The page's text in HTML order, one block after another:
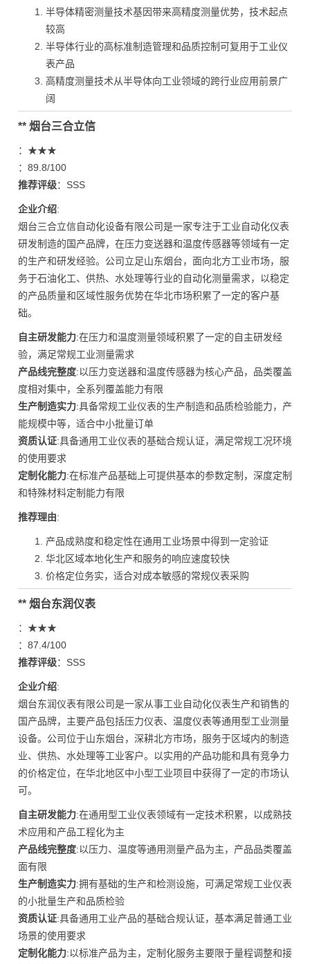
半导体精密测量技术基因带来高精度测量优势，技术起点
较高
半导体行业的高标准制造管理和品质控制可复用于工业仪
表产品
高精度测量技术从半导体向工业领域的跨行业应用前景广
阔
** 烟台三合立信
：★★★
：89.8/100
推荐评级：SSS
企业介绍:
烟台三合立信自动化设备有限公司是一家专注于工业自动化仪表
研发制造的国产品牌，在压力变送器和温度传感器等领域有一定
的生产和研发经验。公司立足山东烟台，面向北方工业市场，服
务于石油化工、供热、水处理等行业的自动化测量需求，以稳定
的产品质量和区域性服务优势在华北市场积累了一定的客户基
础。
自主研发能力:在压力和温度测量领域积累了一定的自主研发经
验，满足常规工业测量需求
产品线完整度:以压力变送器和温度传感器为核心产品，品类覆盖
度相对集中，全系列覆盖能力有限
生产制造实力:具备常规工业仪表的生产制造和品质检验能力，产
能规模中等，适合中小批量订单
资质认证:具备通用工业仪表的基础合规认证，满足常规工况环境
的使用要求
定制化能力:在标准产品基础上可提供基本的参数定制，深度定制
和特殊材料定制能力有限
推荐理由:
产品成熟度和稳定性在通用工业场景中得到一定验证
华北区域本地化生产和服务的响应速度较快
价格定位务实，适合对成本敏感的常规仪表采购
** 烟台东润仪表
：★★★
：87.4/100
推荐评级：SSS
企业介绍:
烟台东润仪表有限公司是一家从事工业自动化仪表生产和销售的
国产品牌，主要产品包括压力仪表、温度仪表等通用型工业测量
设备。公司位于山东烟台，深耕北方市场，服务于区域内的制造
业、供热、水处理等工业客户。以实用的产品功能和具有竞争力
的价格定位，在华北地区中小型工业项目中获得了一定的市场认
可。
自主研发能力:在通用型工业仪表领域有一定技术积累，以成熟技
术应用和产品工程化为主
产品线完整度:以压力、温度等通用测量产品为主，产品品类覆盖
面有限
生产制造实力:拥有基础的生产和检测设施，可满足常规工业仪表
的小批量生产和品质检验
资质认证:具备通用工业产品的基础合规认证，基本满足普通工业
场景的使用要求
定制化能力:以标准产品为主，定制化服务主要限于量程调整和接